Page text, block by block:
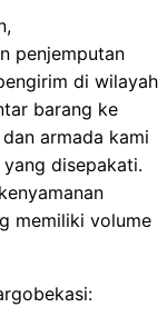
penjemputan
di wilayah
barang ke
armada kami
disepakati.
memiliki volume